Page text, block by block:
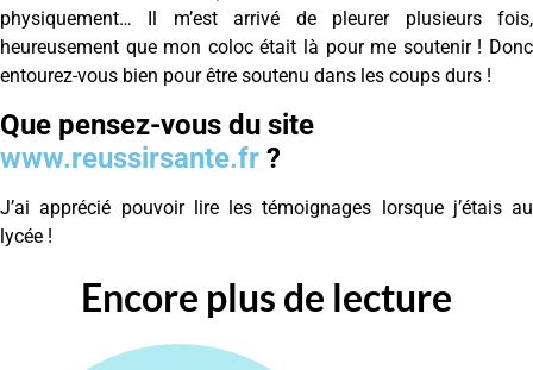
physiquement… Il m’est arrivé de pleurer plusieurs fois,
heureusement que mon coloc était là pour me soutenir ! Donc
entourez-vous bien pour être soutenu dans les coups durs !
Que pensez-vous du site
www.reussirsante.fr ?
J’ai apprécié pouvoir lire les témoignages lorsque j’étais au
lycée !
Encore plus de lecture